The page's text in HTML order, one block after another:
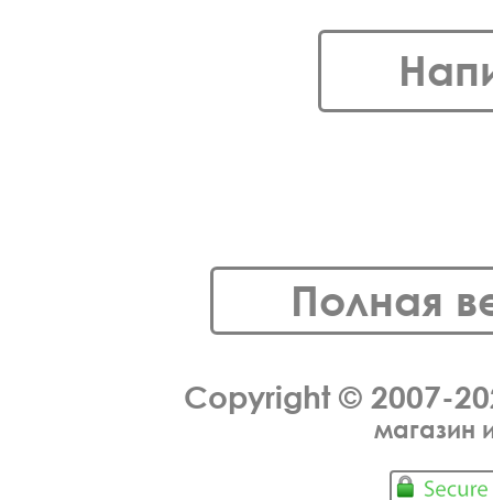
Полная
Copyright © 2007-
магазин